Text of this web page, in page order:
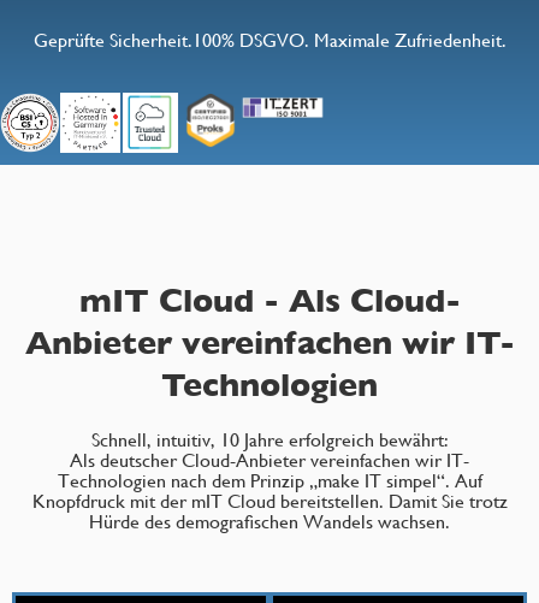
Geprüfte Sicherheit.100% DSGVO. Maximale Zufriedenheit.
mIT Cloud - Als Cloud-
Anbieter vereinfachen wir IT-
Technologien
Schnell, intuitiv, 10 Jahre erfolgreich bewährt:
Als deutscher Cloud-Anbieter vereinfachen wir IT-
Technologien nach dem Prinzip „make IT simpel“. Auf
Knopfdruck mit der mIT Cloud bereitstellen. Damit Sie trotz
Hürde des demografischen Wandels wachsen.